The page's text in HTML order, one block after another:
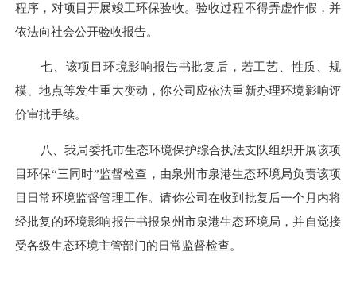
程序，对项目开展竣工环保验收。验收过程不得弄虚作假，并
依法向社会公开验收报告。
七 、该项目环境影响报告书批复后，若工艺、性质、规
模、地点等发生重大变动，你公司应依法重新办理环境影响评
价审批手续。
八
、我局委托市生态环境保护综合执法支队组织开展该项
目环保“三同时”监督检查，由泉州市泉港生态环境局负责该项
目日常环境监督管理工作。请你公司在收到批复后一个月内将
经批复的环境影响报告书报泉州市泉港生态环境局，并自觉接
受各级生态环境主管部门的日常监督检查。